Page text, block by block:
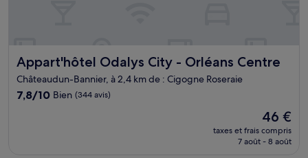
Appart'hôtel Odalys City - Orléans Centre
Appart'hôtel Odalys City - Orléans Centre
Châteaudun-Bannier, à 2,4 km de : Cigogne Roseraie
7.8
7,8/10 Bien (344 avis)
Le
nouveau
prix
46 €
taxes et frais compris
7 août - 8 août